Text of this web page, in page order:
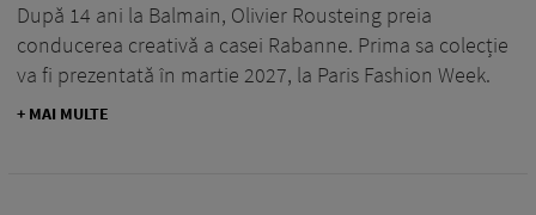
După 14 ani la Balmain, Olivier Rousteing preia
conducerea creativă a casei Rabanne. Prima sa colecție
va fi prezentată în martie 2027, la Paris Fashion Week.
+ MAI MULTE